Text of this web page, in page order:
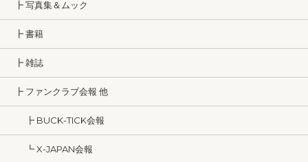
┣ 写真集＆ムック
┣ 書籍
┣ 雑誌
┣ ファンクラブ会報 他
┣ BUCK-TICK会報
┗ X-JAPAN会報